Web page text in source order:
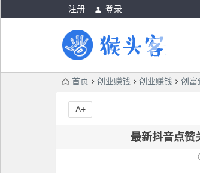
注册 登录
首页 创业赚钱 创业赚钱 创富
最新抖音点赞
A+